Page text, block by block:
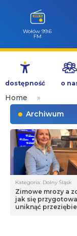
Przejdź
treści
Milicz 88.5
FM
dostępność o
Home
»
Archiwum
Kategoria: Dolny Śląsk
Zimowe mrozy a
jak się
uniknąć